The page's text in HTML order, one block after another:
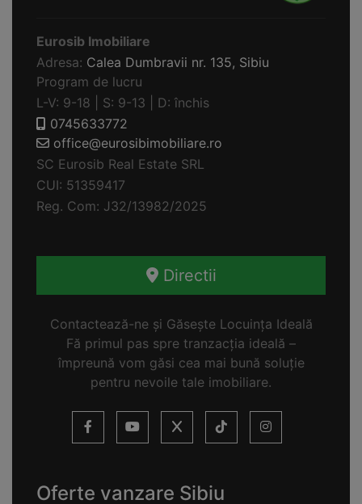
Eurosib Imobiliare
Adresa: Calea Dumbravii nr. 135, Sibiu
Program de lucru
L-V: 9-18 | S: 9-13 | D: închis
0745633772
office@eurosibimobiliare.ro
SC Eurosib Real Estate SRL
CUI: 51359417
Reg. Com: J32/13982/2025
Directii
Contactează-ne și Găsește Locuința Ideală
Fă primul pas spre tranzacția ideală –
împreună vom găsi cea mai bună soluție
pentru nevoile tale imobiliare.
Oferte vanzare Sibiu